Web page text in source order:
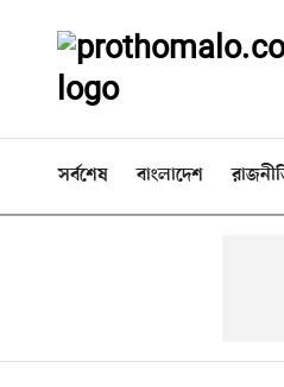
সর্বশেষ বাংলাদেশ